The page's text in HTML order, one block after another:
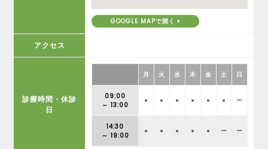
GOOGLE MAPで開く
アクセス
診療時間・休診
日
月 火 水 木 金 土 日
09:00
～ 13:00
● ● ● ● ● ● ー
14:30
～ 19:00
● ● ● ● ● ー ー